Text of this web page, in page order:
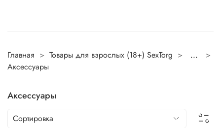
Главная Товары для взрослых (18+) SexTorg
...
Аксессуары
Аксессуары